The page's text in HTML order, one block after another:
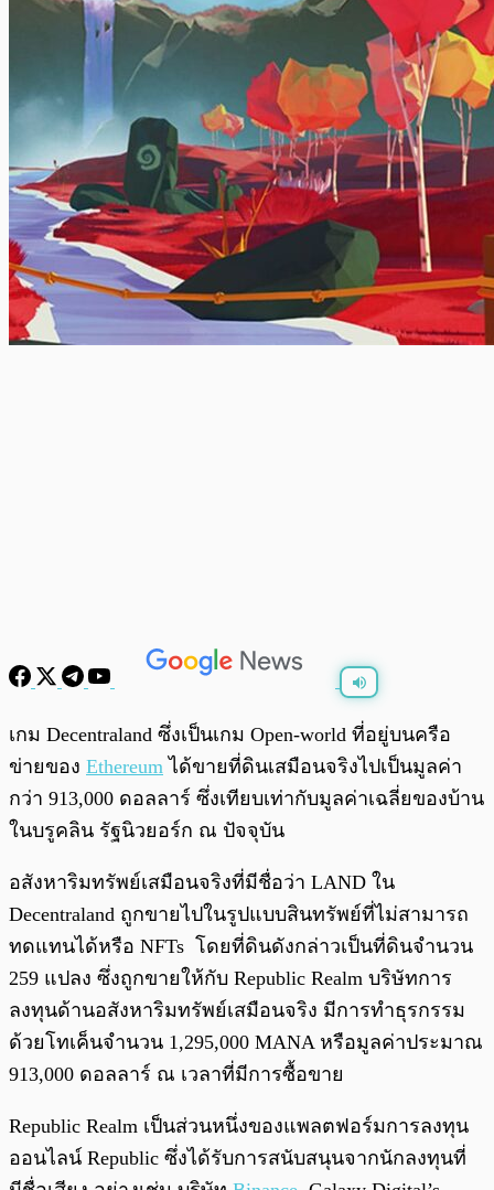
0:00 0:00
เกม Decentraland ซึ่งเป็นเกม Open-world ที่อยู่บนครือ
ข่ายของ Ethereum ได้ขายที่ดินเสมือนจริงไปเป็นมูลค่า
กว่า 913,000 ดอลลาร์ ซึ่งเทียบเท่ากับมูลค่าเฉลี่ยของบ้าน
ในบรูคลิน รัฐนิวยอร์ก ณ ปัจจุบัน
อสังหาริมทรัพย์เสมือนจริงที่มีชื่อว่า LAND ใน
Decentraland ถูกขายไปในรูปแบบสินทรัพย์ที่ไม่สามารถ
ทดแทนได้หรือ NFTs โดยที่ดินดังกล่าวเป็นที่ดินจำนวน
259 แปลง ซึ่งถูกขายให้กับ Republic Realm บริษัทการ
ลงทุนด้านอสังหาริมทรัพย์เสมือนจริง มีการทำธุรกรรม
ด้วยโทเค็นจำนวน 1,295,000 MANA หรือมูลค่าประมาณ
913,000 ดอลลาร์ ณ เวลาที่มีการซื้อขาย
Republic Realm เป็นส่วนหนึ่งของแพลตฟอร์มการลงทุน
ออนไลน์ Republic ซึ่งได้รับการสนับสนุนจากนักลงทุนที่